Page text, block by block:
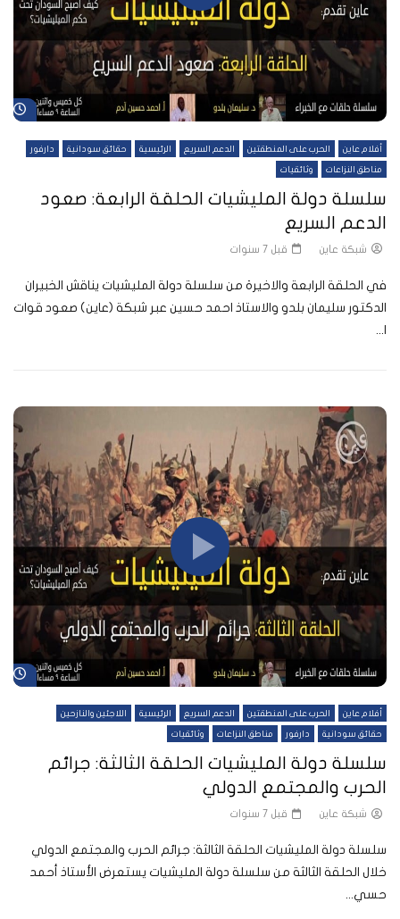
أفلام عاين الحرب على المنطقتين الدعم السريع الرئيسية حقائق سودانية دارفور
مناطق النزاعات وثائقيات
سلسلة دولة المليشيات الحلقة الرابعة: صعود
الدعم السريع
شبكة عاين قبل 7 سنوات
في الحلقة الرابعة والاخيرة من سلسلة دولة المليشيات يناقش الخبيران
الدكتور سليمان بلدو والاستاذ احمد حسين عبر شبكة (عاين) صعود قوات
ا...
أفلام عاين الحرب على المنطقتين الدعم السريع الرئيسية اللاجئين والنازحين
حقائق سودانية دارفور مناطق النزاعات وثائقيات
سلسلة دولة المليشيات الحلقة الثالثة: جرائم
الحرب والمجتمع الدولي
شبكة عاين قبل 7 سنوات
سلسلة دولة المليشيات الحلقة الثالثة: جرائم الحرب والمجتمع الدولي
خلال الحلقة الثالثة من سلسلة دولة المليشيات يستعرض الأستاذ أحمد
حسي...